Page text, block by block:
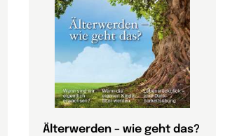
Älterwerden – wie geht das?